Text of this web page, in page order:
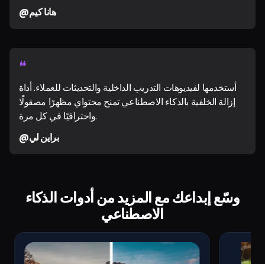
@هانا كيم
❝
أستخدمها لفيديوهات التدريب الداخلية والتحديثات للعملاء. أداة
إزالة الخلفية بالذكاء الاصطناعي تمنح محتواي مظهرًا مصقولًا
واحترافيًا في كل مرة.
@براين لي
وسّع إبداعك مع المزيد من أدوات الذكاء
الاصطناعي